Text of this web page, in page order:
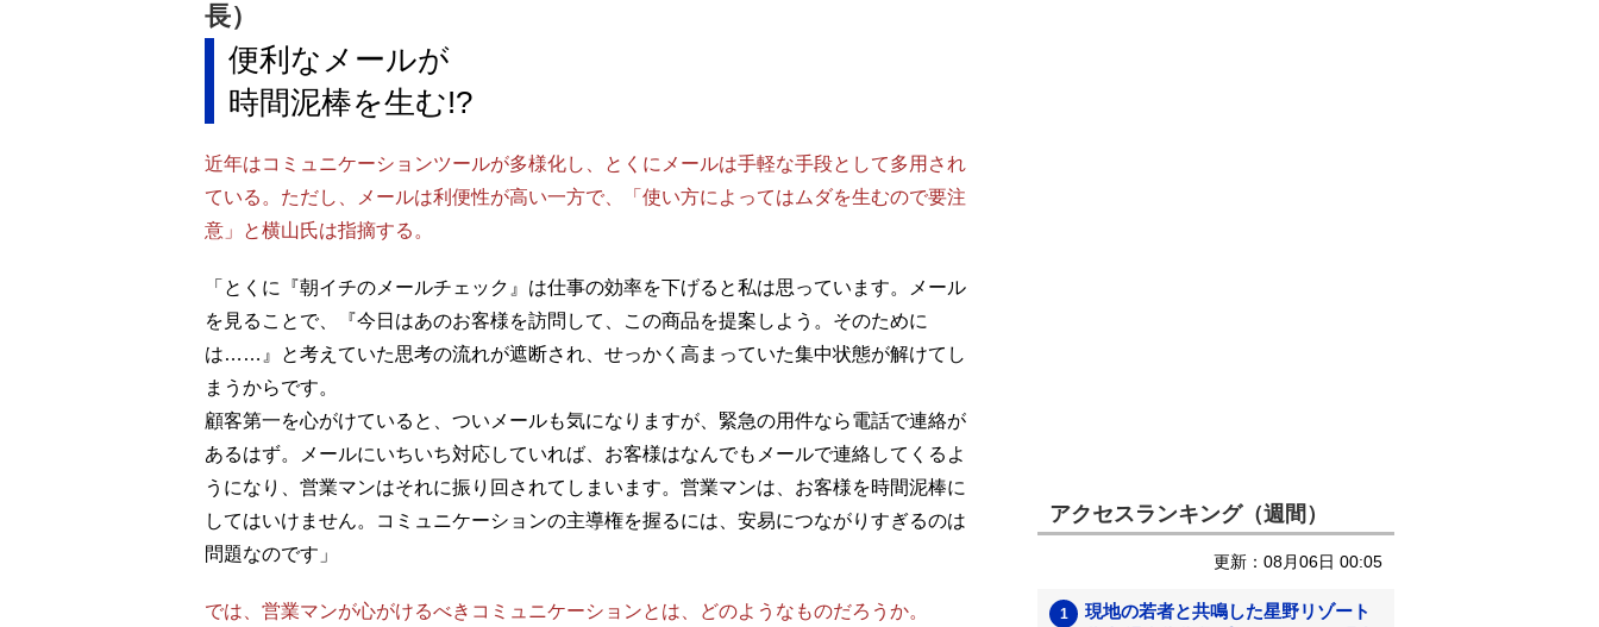
長）
便利なメールが
時間泥棒を生む!?
近年はコミュニケーションツールが多様化し、とくにメールは手軽な手段として多用され
ている。ただし、メールは利便性が高い一方で、「使い方によってはムダを生むので要注
意」と横山氏は指摘する。
「とくに『朝イチのメールチェック』は仕事の効率を下げると私は思っています。メール
を見ることで、『今日はあのお客様を訪問して、この商品を提案しよう。そのために
は……』と考えていた思考の流れが遮断され、せっかく高まっていた集中状態が解けてし
まうからです。
顧客第一を心がけていると、ついメールも気になりますが、緊急の用件なら電話で連絡が
あるはず。メールにいちいち対応していれば、お客様はなんでもメールで連絡してくるよ
うになり、営業マンはそれに振り回されてしまいます。営業マンは、お客様を時間泥棒に
してはいけません。コミュニケーションの主導権を握るには、安易につながりすぎるのは
問題なのです」
では、営業マンが心がけるべきコミュニケーションとは、どのようなものだろうか。
アクセスランキング（週間）
更新：08月06日 00:05
現地の若者と共鳴した星野リゾート